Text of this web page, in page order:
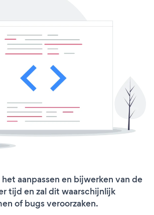
aanpassen en bijwerken van de
tijd en zal dit waarschijnlijk
of bugs veroorzaken.